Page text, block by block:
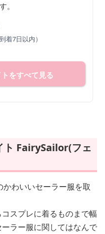
。
着7日以内）
をすべて見る
ト FairySailor(フェ
わいいセーラー服を取
スプレに着るものまで幅
ラー服に関してはなんで